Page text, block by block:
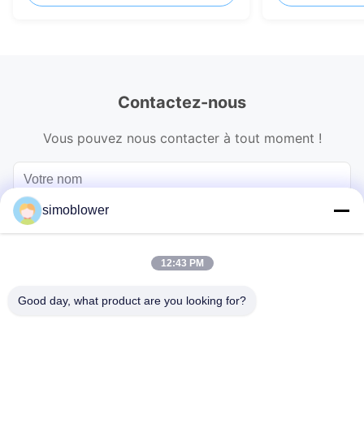
Contactez-nous
Vous pouvez nous contacter à tout moment !
simoblower
12:43 PM
Good day, what product are you looking for?